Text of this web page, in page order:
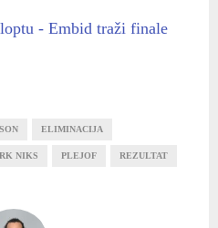
- Embid traži finale
ELIMINACIJA
NIKS PLEJOF REZULTAT